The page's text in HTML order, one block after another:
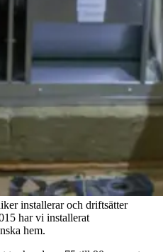
installerar och driftsätter
har vi installerat
hem.